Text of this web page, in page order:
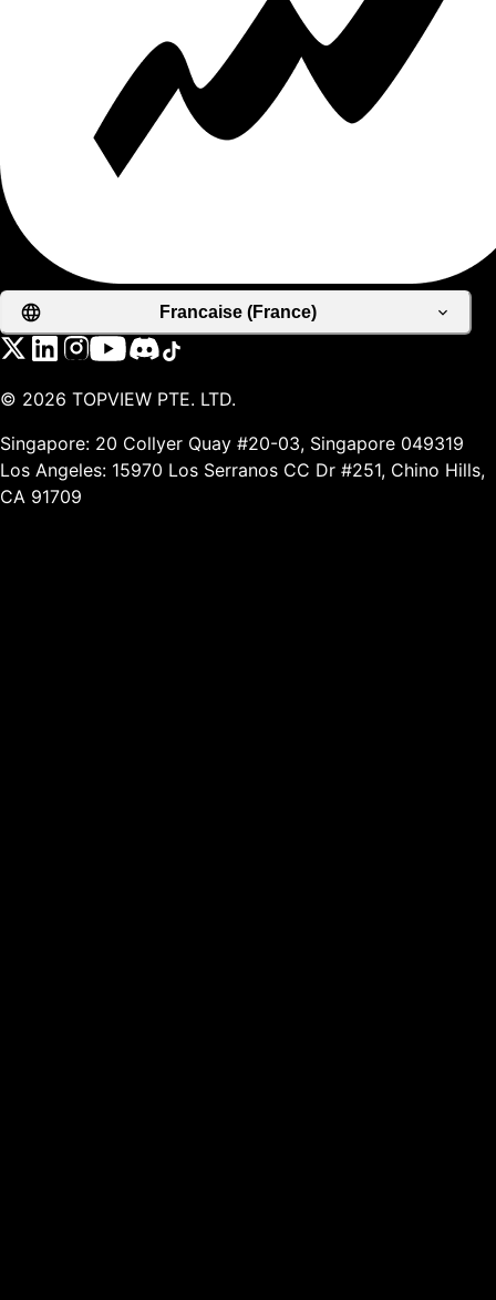
Francaise (France)
© 2026 TOPVIEW PTE. LTD.
Singapore: 20 Collyer Quay #20-03, Singapore 049319
Los Angeles: 15970 Los Serranos CC Dr #251, Chino Hills,
CA 91709